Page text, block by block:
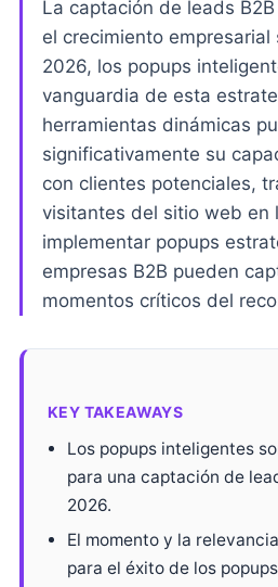
La captación de leads
el crecimiento empresarial
2026, los popups
vanguardia de esta
herramientas dinámicas
significativamente su
con clientes potenciales,
visitantes del sitio web en
implementar popups
empresas B2B pueden
momentos críticos del
KEY TAKEAWAYS
Los popups inteligentes
para una captación de
2026.
El momento y la
para el éxito de los